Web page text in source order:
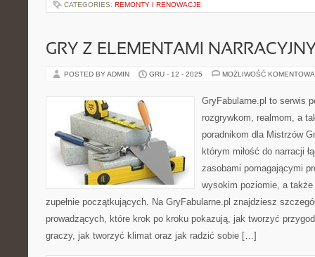
CATEGORIES: REMONTY I RENOWACJE
GRY Z ELEMENTAMI
POSTED BY ADMIN GRU - 12 - 2025 MOŻLIWOŚĆ
GryFabularne.pl to serwis
rozgrywkom, realmom, a
poradnikom dla Mistrzów
którym miłość do narracji
zasobami pomagającymi
wysokim poziomie, a
zupełnie początkujących. Na GryFabularne.pl znajdziesz
prowadzących, które krok po kroku pokazują, jak tworzyć
graczy, jak tworzyć klimat oraz jak radzić sobie […]